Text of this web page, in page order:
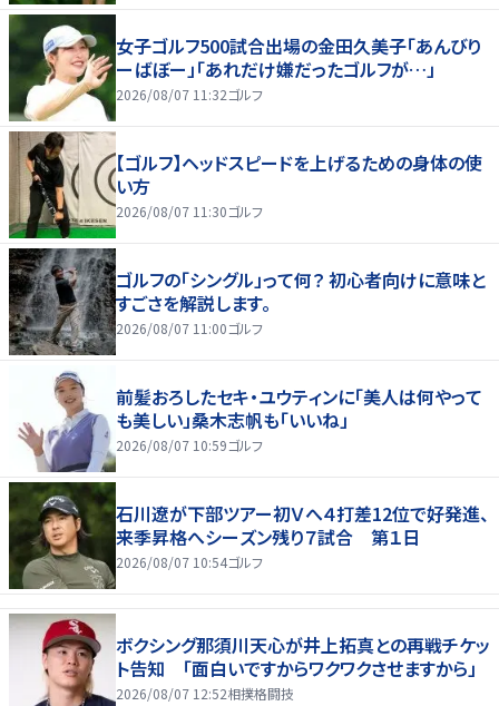
女子ゴルフ500試合出場の金田久美子「あんびり
ーばぼー」「あれだけ嫌だったゴルフが…」
2026/08/07 11:32ゴルフ
【ゴルフ】ヘッドスピードを上げるための身体の使
い方
2026/08/07 11:30ゴルフ
ゴルフの「シングル」って何？ 初心者向けに意味と
すごさを解説します。
2026/08/07 11:00ゴルフ
前髪おろしたセキ・ユウティンに「美人は何やって
も美しい」桑木志帆も「いいね」
2026/08/07 10:59ゴルフ
石川遼が下部ツアー初Ｖへ４打差12位で好発進、
来季昇格へシーズン残り７試合 第１日
2026/08/07 10:54ゴルフ
ボクシング那須川天心が井上拓真との再戦チケッ
ト告知 「面白いですからワクワクさせますから」
2026/08/07 12:52相撲格闘技